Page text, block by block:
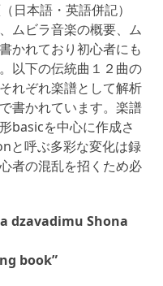
日本語・英語併記）
ムビラ音楽の概要、ム
かれており初心者にも
以下の伝統曲１２曲の
れぞれ楽譜として解析
書かれています。楽譜
basicを中心に作成さ
と呼ぶ多彩な変化は録
者の混乱を招くため必
dzavadimu Shona
book”